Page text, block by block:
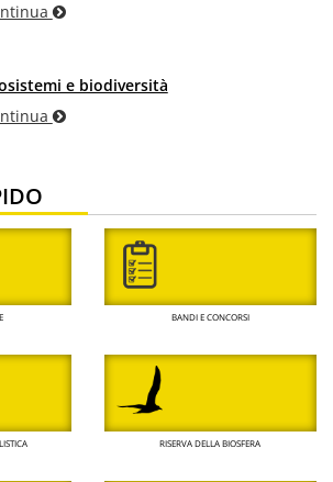
e biodiversità
BANDI E CONCORSI
RISERVA DELLA BIOSFERA